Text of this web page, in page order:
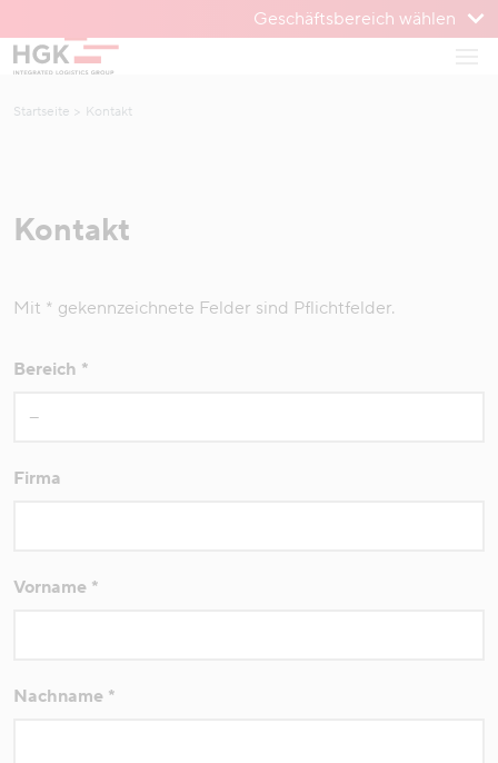
Zum Inhalt
Geschäftsbereich wählen
Startseite Kontakt
Kontakt
Mit * gekennzeichnete Felder sind Pflichtfelder.
Bereich *
Firma
Vorname *
Nachname *